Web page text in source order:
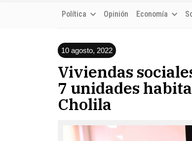
Política Opinión Economía
10 agosto, 2022
Viviendas
7 unidades
Cholila